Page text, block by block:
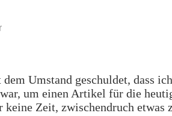
Umstand geschuldet, dass
um einen Artikel für die
keine Zeit, zwischendruch etwas